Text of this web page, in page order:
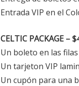
Entrada VIP en el
CELTIC PACKAGE –
Un boleto en las
Un tarjeton VIP
Un cupón para una